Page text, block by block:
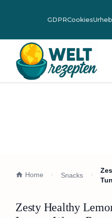
GDPRCookies
Home Snacks
Zesty Healthy